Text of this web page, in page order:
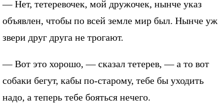
— Нет, тетеревочек, мой дружочек, нынче указ
объявлен, чтобы по всей земле мир был. Нынче уж
звери друг друга не трогают.
— Вот это хорошо, — сказал тетерев, — а то вот
собаки бегут, кабы по-старому, тебе бы уходить
надо, а теперь тебе бояться нечего.